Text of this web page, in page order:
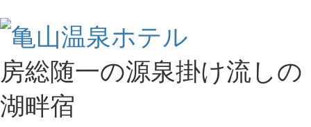
房総随一の源泉掛け流しの
湖畔宿